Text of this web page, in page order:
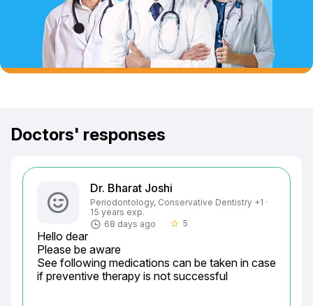
Doctors' responses
Dr. Bharat Joshi
Periodontology, Conservative Dentistry +1 ·
15 years exp.
68 days ago
star_border 5
Hello dear
Please be aware
See following medications can be taken in case
if preventive therapy is not successful